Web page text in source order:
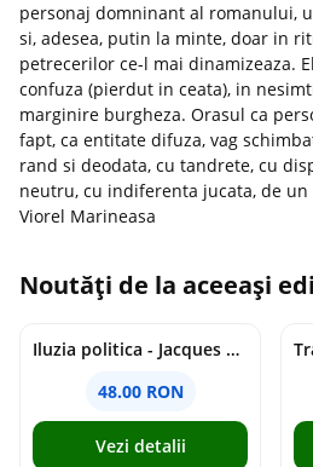
personaj domninant al romanului,
si, adesea, putin la minte, doar in
petrecerilor ce-l mai dinamizeaza.
confuza (pierdut in ceata), in
marginire burgheza. Orasul ca
fapt, ca entitate difuza, vag
rand si deodata, cu tandrete, cu
neutru, cu indiferenta jucata, de
Viorel Marineasa
Noutăți de la aceeași
Iluzia politica - Jacques Ellul
48.00 RON
Vezi detalii